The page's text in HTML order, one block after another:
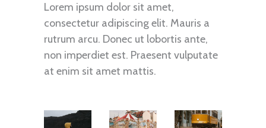
Lorem ipsum dolor sit amet,
consectetur adipiscing elit. Mauris a
rutrum arcu. Donec ut lobortis ante,
non imperdiet est. Praesent vulputate
at enim sit amet mattis.